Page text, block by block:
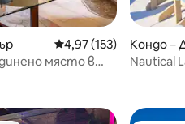
Средна оценка: 4,97
4,97 (153)
място в
Кондо –
Nautical